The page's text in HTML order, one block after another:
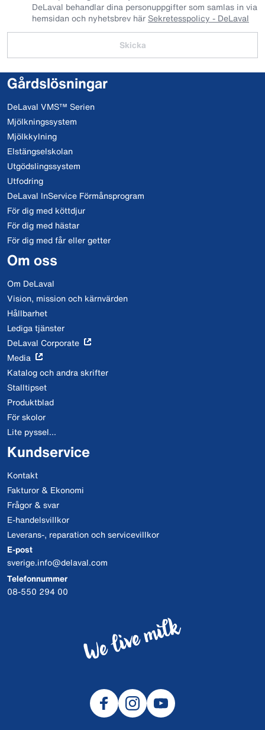
DeLaval behandlar dina personuppgifter som samlas in via
hemsidan och nyhetsbrev här Sekretesspolicy - DeLaval
Skicka
Gårdslösningar
DeLaval VMS™ Serien
Mjölkningssystem
Mjölkkylning
Elstängselskolan
Utgödslingssystem
Utfodring
DeLaval InService Förmånsprogram
För dig med köttdjur
För dig med hästar
För dig med får eller getter
Om oss
Om DeLaval
Vision, mission och kärnvärden
Hållbarhet
Lediga tjänster
DeLaval Corporate
Media
Katalog och andra skrifter
Stalltipset
Produktblad
För skolor
Lite pyssel...
Kundservice
Kontakt
Fakturor & Ekonomi
Frågor & svar
E-handelsvillkor
Leverans-, reparation och servicevillkor
E-post
sverige.info@delaval.com
Telefonnummer
08-550 294 00